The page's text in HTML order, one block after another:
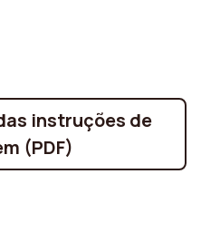
instruções de
(PDF)